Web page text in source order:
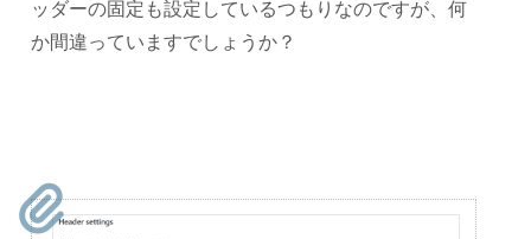
ッダーの固定も設定しているつもりなのですが、何
か間違っていますでしょうか？